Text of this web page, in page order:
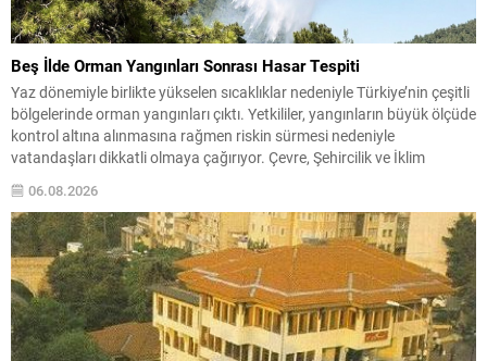
Beş İlde Orman Yangınları Sonrası Hasar Tespiti
Yaz dönemiyle birlikte yükselen sıcaklıklar nedeniyle Türkiye’nin çeşitli
bölgelerinde orman yangınları çıktı. Yetkililer, yangınların büyük ölçüde
kontrol altına alınmasına rağmen riskin sürmesi nedeniyle
vatandaşları dikkatli olmaya çağırıyor. Çevre, Şehircilik ve İklim
Değişikliği Bakanı Murat Kurum, beş ilde yapılan hasar tespitlerinin
sonuçlarını paylaştı ve etkilenenlerin yanında olunacağını vurguladı.
Kayıtlar ve tespit...
06.08.2026